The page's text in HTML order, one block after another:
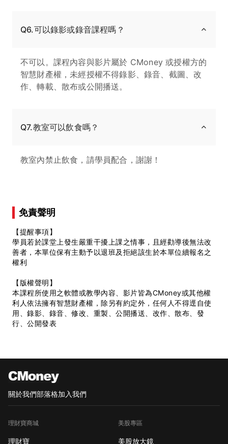
Q6.可以錄影或錄音課程嗎？
不可以。課程內容與影片屬於 CMoney 或授權方的
智慧財產權，未經授權不得錄影、錄音、截圖、改
作、轉載、散布或公開播送。
Q7.教室可以飲食嗎？
教室內禁止飲食，請學員配合，謝謝！
免責聲明
【提醒事項】
學員若於課堂上發生嚴重干擾上課之情事，且經勸導後無法改
善者，本單位保有主動予以退班及拒絕該生於本單位續報名之
權利
【版權聲明】
本課程所使用之軟體或教學內容、影片皆為CMoney或其他權
利人依法擁有智慧財產權，除另有約定外，任何人不得逕自使
用、錄影、錄音、修改、重製、公開播送、改作、散布、發
行、公開發表
關於我們部落格加入我們
理財寶商城
理財寶
美股專區
美股放大鏡